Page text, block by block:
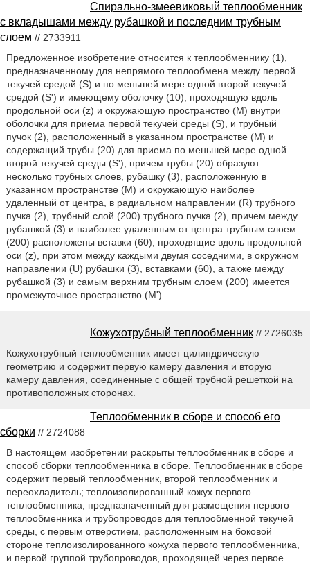
Спирально-змеевиковый теплообменник
с вкладышами между рубашкой и последним трубным
слоем // 2733911
Предложенное изобретение относится к теплообменнику (1),
предназначенному для непрямого теплообмена между первой
текучей средой (S) и по меньшей мере одной второй текучей
средой (S') и имеющему оболочку (10), проходящую вдоль
продольной оси (z) и окружающую пространство (М) внутри
оболочки для приема первой текучей среды (S), и трубный
пучок (2), расположенный в указанном пространстве (М) и
содержащий трубы (20) для приема по меньшей мере одной
второй текучей среды (S'), причем трубы (20) образуют
несколько трубных слоев, рубашку (3), расположенную в
указанном пространстве (М) и окружающую наиболее
удаленный от центра, в радиальном направлении (R) трубного
пучка (2), трубный слой (200) трубного пучка (2), причем между
рубашкой (3) и наиболее удаленным от центра трубным слоем
(200) расположены вставки (60), проходящие вдоль продольной
оси (z), при этом между каждыми двумя соседними, в окружном
направлении (U) рубашки (3), вставками (60), а также между
рубашкой (3) и самым верхним трубным слоем (200) имеется
промежуточное пространство (М').
Кожухотрубный теплообменник // 2726035
Кожухотрубный теплообменник имеет цилиндрическую
геометрию и содержит первую камеру давления и вторую
камеру давления, соединенные с общей трубной решеткой на
противоположных сторонах.
Теплообменник в сборе и способ его
сборки // 2724088
В настоящем изобретении раскрыты теплообменник в сборе и
способ сборки теплообменника в сборе. Теплообменник в сборе
содержит первый теплообменник, второй теплообменник и
переохладитель; теплоизолированный кожух первого
теплообменника, предназначенный для размещения первого
теплообменника и трубопроводов для теплообменной текучей
среды, с первым отверстием, расположенным на боковой
стороне теплоизолированного кожуха первого теплообменника,
и первой группой трубопроводов, проходящей через первое